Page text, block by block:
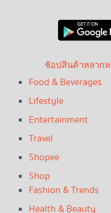
ช้อปสินค้าหลาก
Food & Beverages
Lifestyle
Entertainment
Travel
Shopee
Shop
Fashion & Trends
Health & Beauty